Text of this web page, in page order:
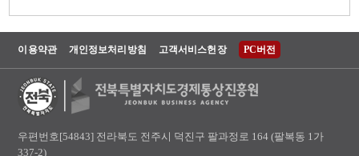
이용약관 개인정보처리방침 고객서비스헌장 PC버전
우편번호[54843] 전라북도 전주시 덕진구 팔과정로 164 (팔복동 1가
337-2)